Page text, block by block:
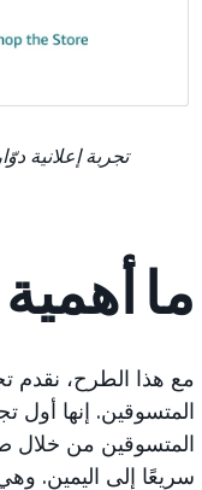
تجربة إعلانية
ما
مع هذا الطرح، نقدم
المتسوقين. إنها أول
المتسوقين من خلال
سريعًا إلى اليمين.